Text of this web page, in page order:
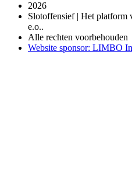
2026
Slotoffensief | Het platform
e.o..
Alle rechten voorbehouden
Website sponsor: LIMBO